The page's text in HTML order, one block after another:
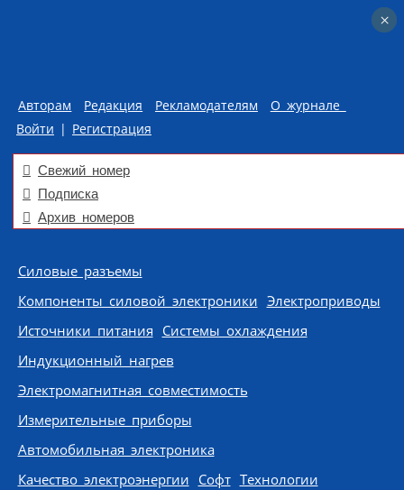
Авторам Редакция Рекламодателям
О журнале
Войти | Регистрация
Свежий номер
Подписка
Архив номеров
Skip to content
Силовые разъемы
Компоненты силовой электроники Электроприводы
Источники питания Системы охлаждения
Индукционный нагрев
Электромагнитная совместимость
Измерительные приборы
Автомобильная электроника
Качество электроэнергии Софт Технологии
×
×